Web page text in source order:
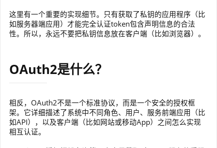
这里有一个重要的实现细节。只有获取了私钥的应用程序（比
如服务器端应用）才能完全认证token包含声明信息的合法
性。所以，永远不要把私钥信息放在客户端（比如浏览器）。
OAuth2是什么？
相反，OAuth2不是一个标准协议，而是一个安全的授权框
架。它详细描述了系统中不同角色、用户、服务前端应用（比
如API），以及客户端（比如网站或移动App）之间怎么实现
相互认证。